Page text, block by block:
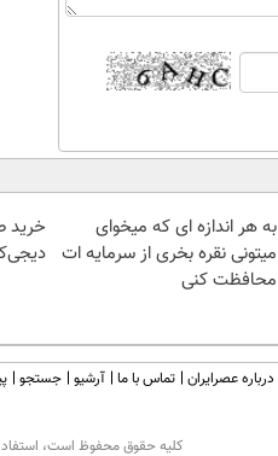
به هر اندازه ای که میخوای
میتونی نقره بخری از سرمایه ات
محافظت کنی
خرید
درباره عصرایران تماس با ما آرشیو جستجو
كليه حقوق محفوظ است،